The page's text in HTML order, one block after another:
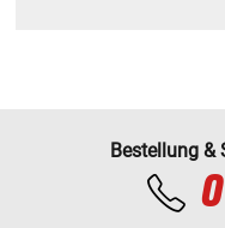
Bestellung &